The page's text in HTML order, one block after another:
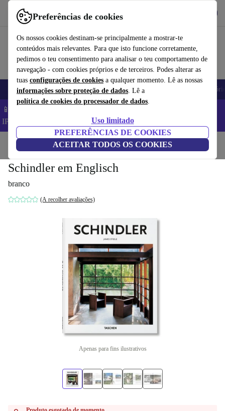
Preferências de cookies
Os nossos cookies destinam-se principalmente a mostrar-te
conteúdos mais relevantes. Para que isto funcione corretamente,
pedimos o teu consentimento para analisar o teu comportamento de
navegação - com cookies próprios e de terceiros. Podes alterar as
tuas configurações de cookies a qualquer momento. Lê as nossas
informações sobre proteção de dados. Lê a
política de cookies do processador de dados.
Uso limitado
PREFERÊNCIAS DE COOKIES
ACEITAR TODOS OS COOKIES
Use o refurbed de forma rápida e fácil
Telemóveis Computadores Portáteis Tablets
📱 Poupa 5% EXTRA em todos os iPhones – Código:
IPHONEDEAL –
Início Casa Móveis
Schindler em Englisch
branco
(A recolher avaliações)
Apenas para fins ilustrativos